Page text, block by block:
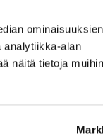
analytiikka-alan
näitä tietoja
VFM KK Plus